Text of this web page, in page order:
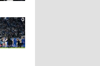
0